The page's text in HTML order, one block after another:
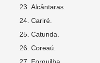
Alcântaras.
Cariré.
Catunda.
Coreaú.